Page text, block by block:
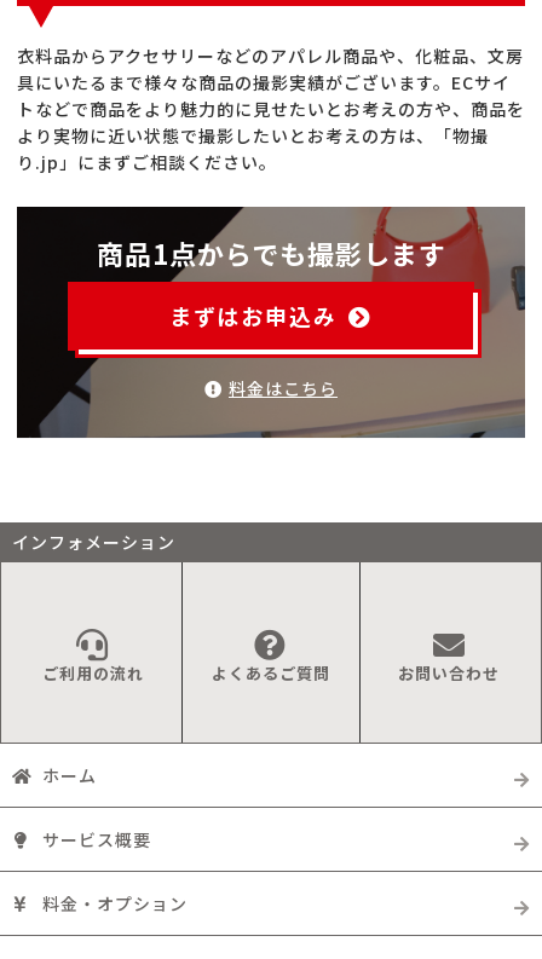
衣料品からアクセサリーなどのアパレル商品や、化粧品、文房
具にいたるまで様々な商品の撮影実績がございます。ECサイ
トなどで商品をより魅力的に見せたいとお考えの方や、商品を
より実物に近い状態で撮影したいとお考えの方は、「物撮
り.jp」にまずご相談ください。
商品1点からでも撮影します
まずはお申込み
料金はこちら
インフォメーション
ご利用の流れ よくあるご質問 お問い合わせ
ホーム
サービス概要
料金・オプション